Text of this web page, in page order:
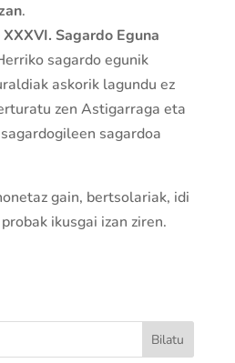
.
Sagardo Eguna
sagardo egunik
askorik lagundu ez
zen Astigarraga eta
sagardoa
gain, bertsolariak, idi
ikusgai izan ziren.